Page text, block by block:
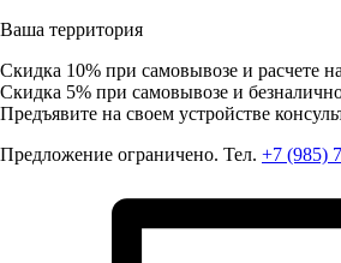
Ваша территория
Скидка 10% при самовывозе и расчете
Скидка 5% при самовывозе и
Предъявите на своем устройстве
Предложение ограничено. Тел. +7 (985)